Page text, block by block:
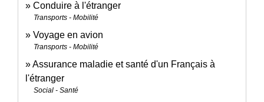
Conduire à l'étranger
Transports - Mobilité
Voyage en avion
Transports - Mobilité
Assurance maladie et santé d'un Français à
l'étranger
Social - Santé